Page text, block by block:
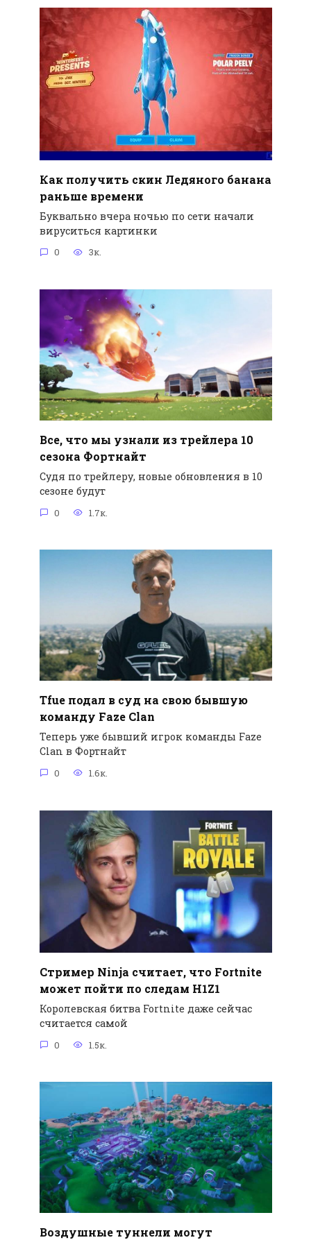
Как получить скин Ледяного банана
раньше времени
Буквально вчера ночью по сети начали
вируситься картинки
0 3к.
Все, что мы узнали из трейлера 10
сезона Фортнайт
Судя по трейлеру, новые обновления в 10
сезоне будут
0 1.7к.
Tfue подал в суд на свою бывшую
команду Faze Clan
Теперь уже бывший игрок команды Faze
Clan в Фортнайт
0 1.6к.
Стример Ninja считает, что Fortnite
может пойти по следам H1Z1
Королевская битва Fortnite даже сейчас
считается самой
0 1.5к.
Воздушные туннели могут